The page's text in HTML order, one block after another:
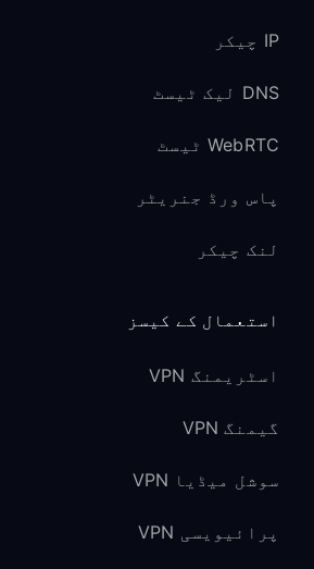
IP چیکر
DNS لیک ٹیسٹ
WebRTC ٹیسٹ
پاس ورڈ جنریٹر
لنک چیکر
استعمال کے کیسز
اسٹریمنگ VPN
گیمنگ VPN
سوشل میڈیا VPN
پرائیویسی VPN